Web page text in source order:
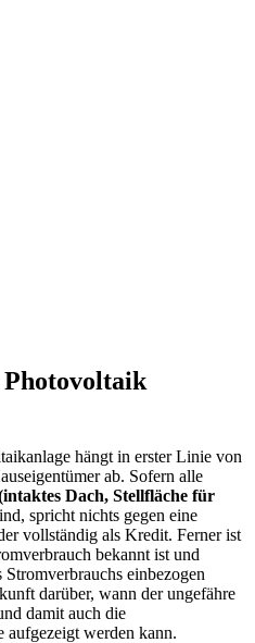
hängt in erster Linie von
ab. Sofern alle
Dach, Stellfläche für
spricht nichts gegen eine
vollständig als Kredit. Ferner ist
bekannt ist und
einbezogen
darüber, wann der ungefähre
damit auch die
werden kann.